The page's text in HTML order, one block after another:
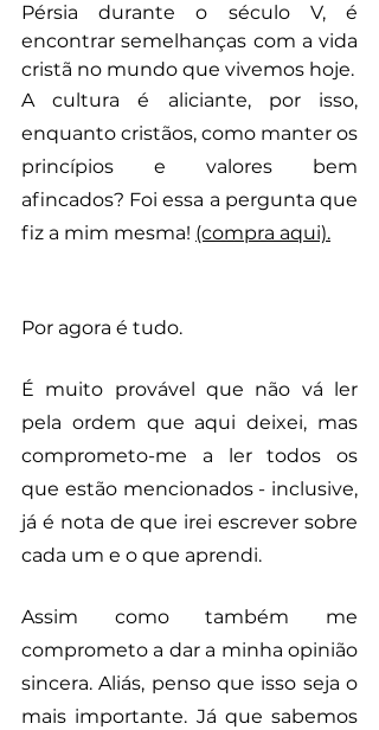
Pérsia durante o século V, é
encontrar semelhanças com a vida
A cultura é aliciante, por isso,
enquanto cristãos, como manter os
princípios e valores bem
afincados? Foi essa a pergunta que
fiz a mim mesma! (compra aqui).
Por agora é tudo.
É muito provável que não vá ler
pela ordem que aqui deixei, mas
comprometo-me a ler todos os
que estão mencionados - inclusive,
já é nota de que irei escrever sobre
cada um e o que aprendi.
Assim como também me
comprometo a dar a minha opinião
sincera. Aliás, penso que isso seja o
mais importante. Já que sabemos